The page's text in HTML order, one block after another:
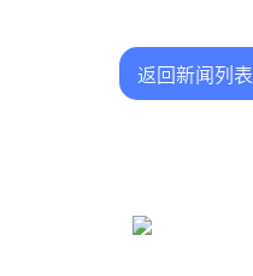
返回新闻列表